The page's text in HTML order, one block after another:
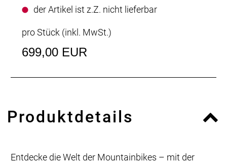
der Artikel ist z.Z. nicht lieferbar
pro Stück (inkl. MwSt.)
699,00 EUR
Produktdetails
Entdecke die Welt der Mountainbikes – mit der